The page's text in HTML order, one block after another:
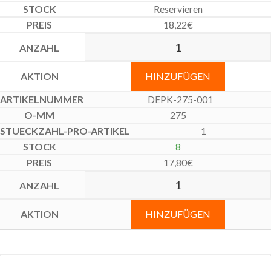
Reservieren
18,22€
HINZUFÜGEN
DEPK-275-001
275
1
8
17,80€
HINZUFÜGEN